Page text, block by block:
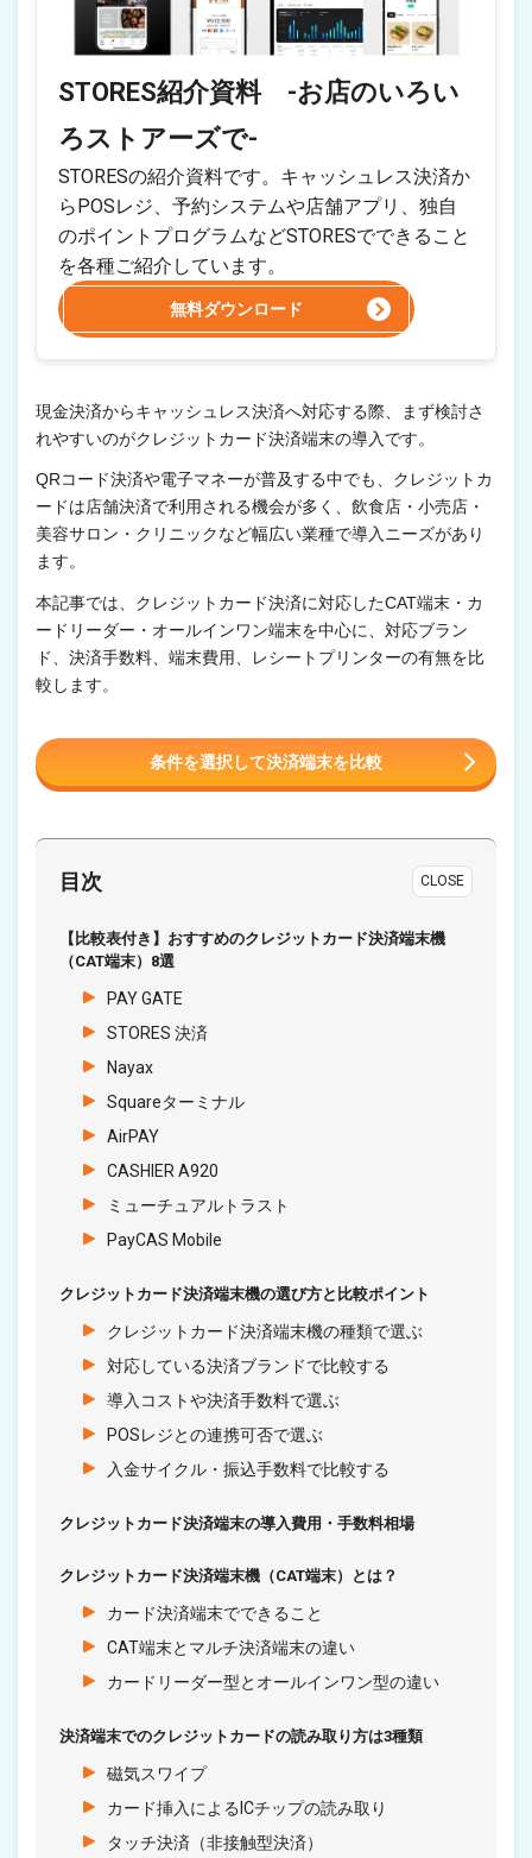
STORES紹介資料 -お店のいろい
ろストアーズで-
STORESの紹介資料です。キャッシュレス決済か
らPOSレジ、予約システムや店舗アプリ、独自
のポイントプログラムなどSTORESでできること
を各種ご紹介しています。
無料ダウンロード
現金決済からキャッシュレス決済へ対応する際、まず検討さ
れやすいのがクレジットカード決済端末の導入です。
QRコード決済や電子マネーが普及する中でも、クレジットカ
ードは店舗決済で利用される機会が多く、飲食店・小売店・
美容サロン・クリニックなど幅広い業種で導入ニーズがあり
ます。
本記事では、クレジットカード決済に対応したCAT端末・カ
ードリーダー・オールインワン端末を中心に、対応ブラン
ド、決済手数料、端末費用、レシートプリンターの有無を比
較します。
条件を選択して決済端末を比較
目次 CLOSE
【比較表付き】おすすめのクレジットカード決済端末機
（CAT端末）8選
PAY GATE
STORES 決済
Nayax
Squareターミナル
AirPAY
CASHIER A920
ミューチュアルトラスト
PayCAS Mobile
クレジットカード決済端末機の選び方と比較ポイント
クレジットカード決済端末機の種類で選ぶ
対応している決済ブランドで比較する
導入コストや決済手数料で選ぶ
POSレジとの連携可否で選ぶ
入金サイクル・振込手数料で比較する
クレジットカード決済端末の導入費用・手数料相場
クレジットカード決済端末機（CAT端末）とは？
カード決済端末でできること
CAT端末とマルチ決済端末の違い
カードリーダー型とオールインワン型の違い
決済端末でのクレジットカードの読み取り方は3種類
磁気スワイプ
カード挿入によるICチップの読み取り
タッチ決済（非接触型決済）